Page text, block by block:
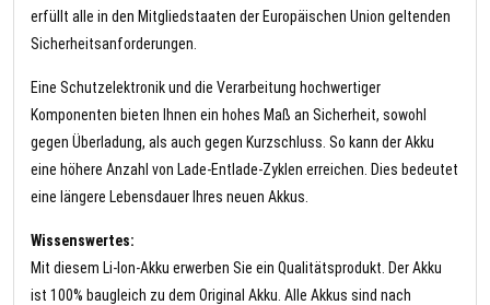
erfüllt alle in den Mitgliedstaaten der Europäischen Union geltenden
Sicherheitsanforderungen.
Eine Schutzelektronik und die Verarbeitung hochwertiger
Komponenten bieten Ihnen ein hohes Maß an Sicherheit, sowohl
gegen Überladung, als auch gegen Kurzschluss. So kann der Akku
eine höhere Anzahl von Lade-Entlade-Zyklen erreichen. Dies bedeutet
eine längere Lebensdauer Ihres neuen Akkus.
Wissenswertes:
Mit diesem Li-Ion-Akku erwerben Sie ein Qualitätsprodukt. Der Akku
ist 100% baugleich zu dem Original Akku. Alle Akkus sind nach